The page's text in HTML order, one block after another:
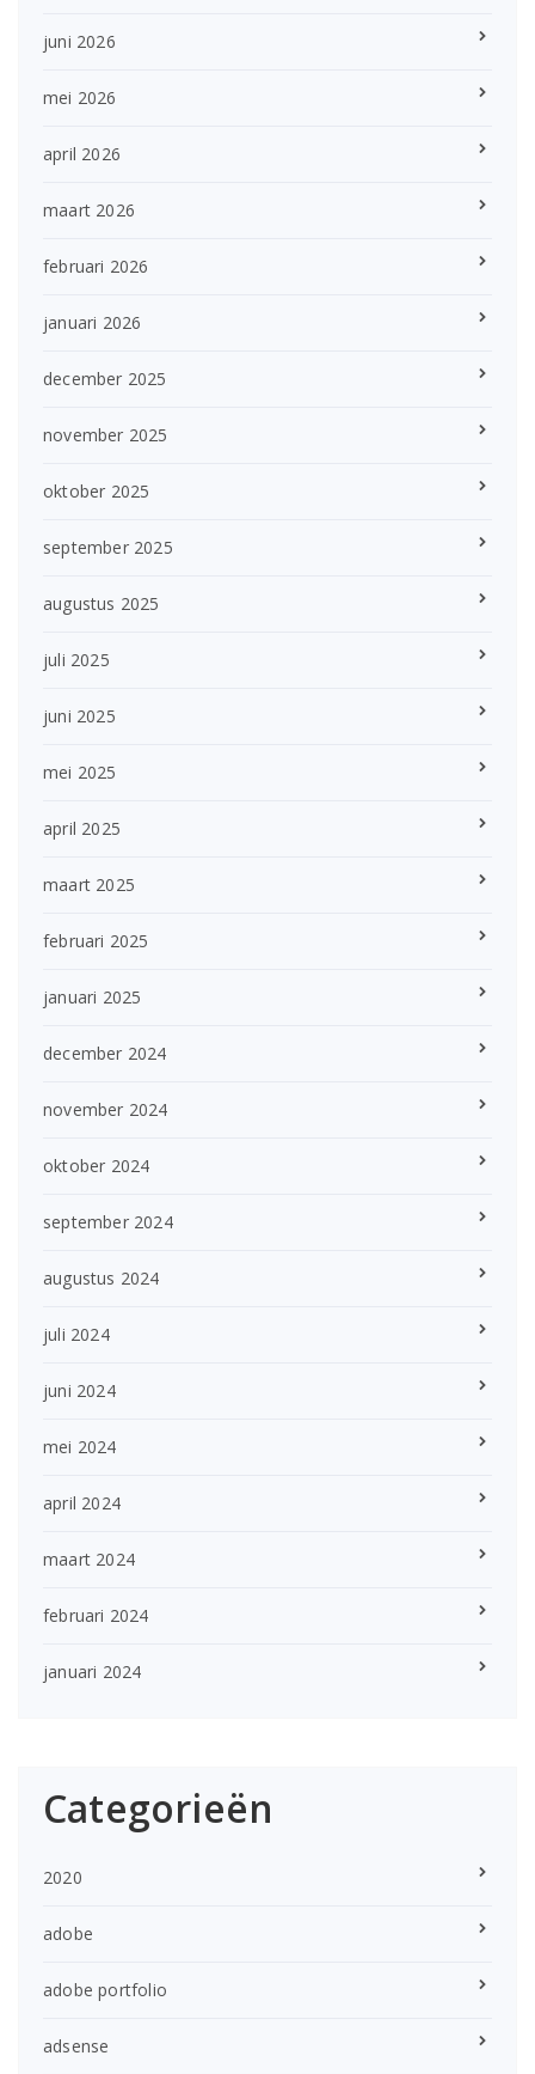
juni 2026
mei 2026
april 2026
maart 2026
februari 2026
januari 2026
december 2025
november 2025
oktober 2025
september 2025
augustus 2025
juli 2025
juni 2025
mei 2025
april 2025
maart 2025
februari 2025
januari 2025
december 2024
november 2024
oktober 2024
september 2024
augustus 2024
juli 2024
juni 2024
mei 2024
april 2024
maart 2024
februari 2024
januari 2024
Categorieën
2020
adobe
adobe portfolio
adsense